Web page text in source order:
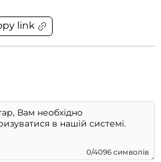
link
0/4096 символів